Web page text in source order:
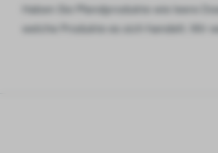
Haben Sie Pfandprodukte wie leere
welche Produkte es sich handelt. Wir